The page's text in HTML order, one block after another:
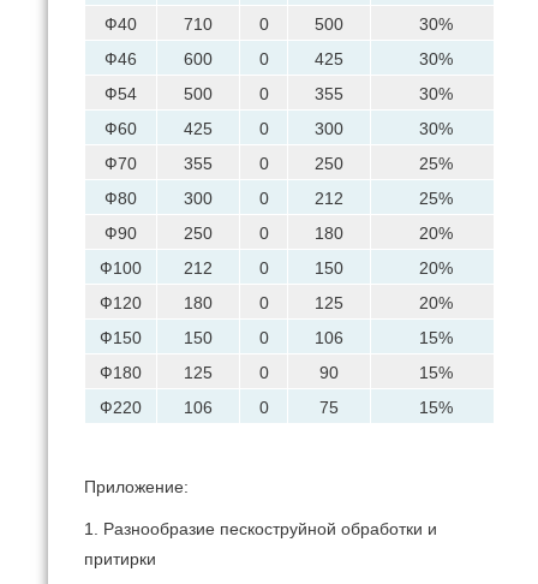
Ф40
710 0 500 30%
Ф46
600 0 425 30%
Ф54
500 0 355 30%
Ф60
425 0 300 30%
Ф70
355 0 250 25%
Ф80
300 0 212 25%
Ф90
250 0 180 20%
Ф100
212 0 150 20%
Ф120
180 0 125 20%
Ф150
150 0 106 15%
Ф180
125 0 90 15%
Ф220
106 0 75 15%
Приложение:
1. Разнообразие пескоструйной обработки и
притирки